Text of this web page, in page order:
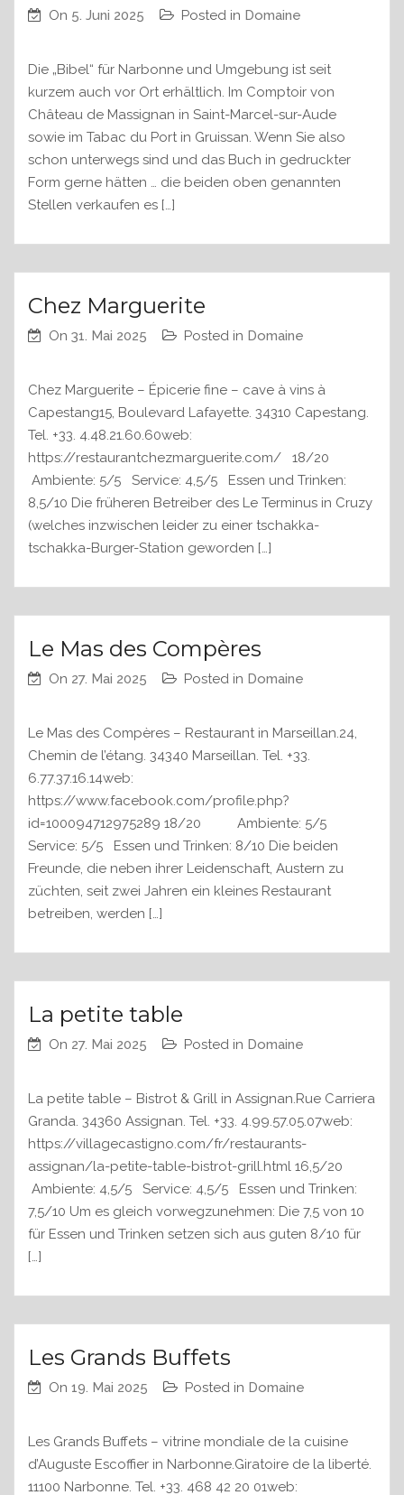
On 5. Juni 2025 Posted in Domaine
Die „Bibel“ für Narbonne und Umgebung ist seit
kurzem auch vor Ort erhältlich. Im Comptoir von
Château de Massignan in Saint-Marcel-sur-Aude
sowie im Tabac du Port in Gruissan. Wenn Sie also
schon unterwegs sind und das Buch in gedruckter
Form gerne hätten … die beiden oben genannten
Stellen verkaufen es […]
Chez Marguerite
On 31. Mai 2025 Posted in Domaine
Chez Marguerite – Épicerie fine – cave à vins à
Capestang15, Boulevard Lafayette. 34310 Capestang.
Tel. +33. 4.48.21.60.60web:
https://restaurantchezmarguerite.com/ 18/20
Ambiente: 5/5 Service: 4,5/5 Essen und Trinken:
8,5/10 Die früheren Betreiber des Le Terminus in Cruzy
(welches inzwischen leider zu einer tschakka-
tschakka-Burger-Station geworden […]
Le Mas des Compères
On 27. Mai 2025 Posted in Domaine
Le Mas des Compères – Restaurant in Marseillan.24,
Chemin de l’étang. 34340 Marseillan. Tel. +33.
6.77.37.16.14web:
https://www.facebook.com/profile.php?
id=100094712975289 18/20 Ambiente: 5/5
Service: 5/5 Essen und Trinken: 8/10 Die beiden
Freunde, die neben ihrer Leidenschaft, Austern zu
züchten, seit zwei Jahren ein kleines Restaurant
betreiben, werden […]
La petite table
On 27. Mai 2025 Posted in Domaine
La petite table – Bistrot & Grill in Assignan.Rue Carriera
Granda. 34360 Assignan. Tel. +33. 4.99.57.05.07web:
https://villagecastigno.com/fr/restaurants-
assignan/la-petite-table-bistrot-grill.html 16,5/20
Ambiente: 4,5/5 Service: 4,5/5 Essen und Trinken:
7,5/10 Um es gleich vorwegzunehmen: Die 7,5 von 10
für Essen und Trinken setzen sich aus guten 8/10 für
[…]
Les Grands Buffets
On 19. Mai 2025 Posted in Domaine
Les Grands Buffets – vitrine mondiale de la cuisine
d’Auguste Escoffier in Narbonne.Giratoire de la liberté.
11100 Narbonne. Tel. +33. 468 42 20 01web: